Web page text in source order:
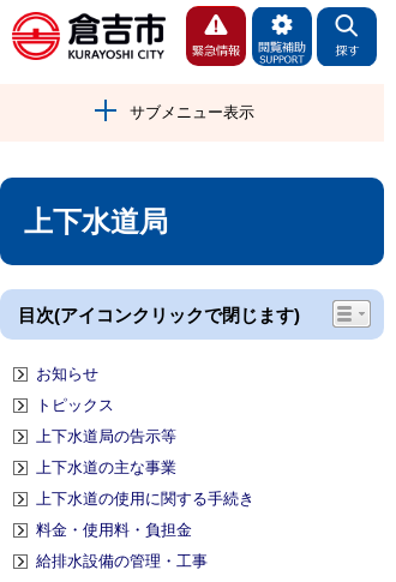
サブメニュー表示
上下水道局
目次(アイコンクリックで閉じます)
お知らせ
トピックス
上下水道局の告示等
上下水道の主な事業
上下水道の使用に関する手続き
料金・使用料・負担金
給排水設備の管理・工事